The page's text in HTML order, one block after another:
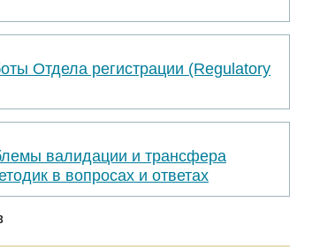
Отдела регистрации (Regulatory
валидации и трансфера
в вопросах и ответах